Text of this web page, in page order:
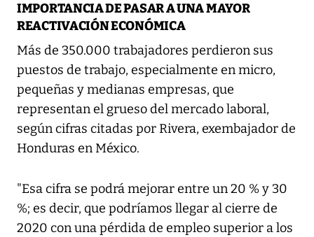
IMPORTANCIA DE PASAR A UNA MAYOR
REACTIVACIÓN ECONÓMICA
Más de 350.000 trabajadores perdieron sus
puestos de trabajo, especialmente en micro,
pequeñas y medianas empresas, que
representan el grueso del mercado laboral,
según cifras citadas por Rivera, exembajador de
Honduras en México.
"Esa cifra se podrá mejorar entre un 20 % y 30
%; es decir, que podríamos llegar al cierre de
2020 con una pérdida de empleo superior a los